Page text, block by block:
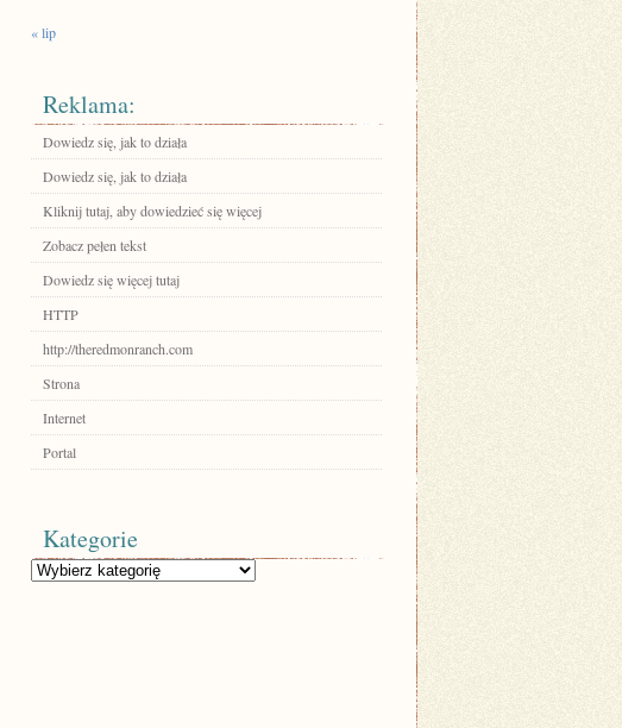
« lip
Reklama:
Dowiedz się, jak to działa
Dowiedz się, jak to działa
Kliknij tutaj, aby dowiedzieć się więcej
Zobacz pełen tekst
Dowiedz się więcej tutaj
HTTP
http://theredmonranch.com
Strona
Internet
Portal
Kategorie
Kategorie